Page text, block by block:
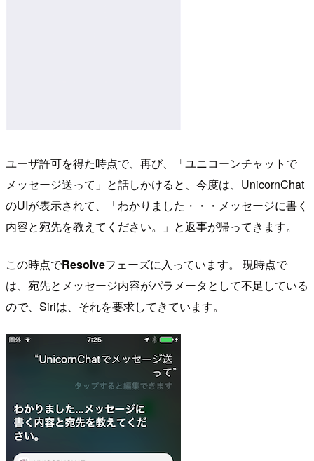
ユーザ許可を得た時点で、再び、「ユニコーンチャットで
メッセージ送って」と話しかけると、今度は、UnicornChat
のUIが表示されて、「わかりました・・・メッセージに書く
内容と宛先を教えてください。」と返事が帰ってきます。
この時点でResolveフェーズに入っています。 現時点で
は、宛先とメッセージ内容がパラメータとして不足している
ので、Siriは、それを要求してきています。